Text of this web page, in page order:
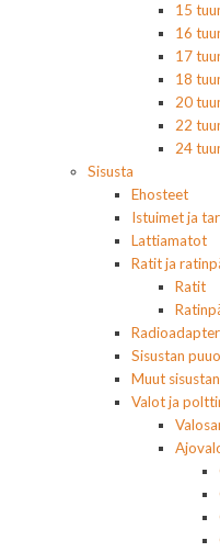
15
16
17
18
20
22
24
Sisusta
Ehosteet
Istuimet ja
Lattiamatot
Ratit ja
Ratit
Sisustan
Muut
Valot ja